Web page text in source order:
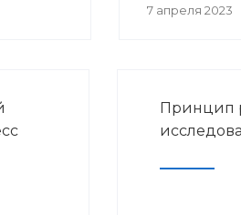
7 апреля 2023
Принцип